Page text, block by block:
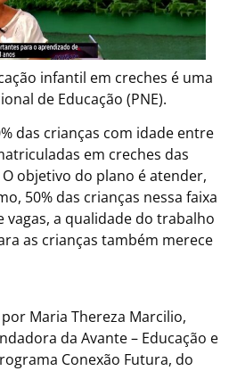
infantil em creches é uma
de Educação (PNE).
das crianças com idade entre
em creches das
objetivo do plano é atender,
50% das crianças nessa faixa
vagas, a qualidade do trabalho
as crianças também merece
Maria Thereza Marcilio,
da Avante – Educação e
Conexão Futura, do